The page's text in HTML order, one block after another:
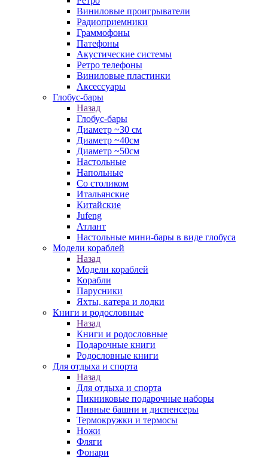
Виниловые проигрыватели
Радиоприемники
Граммофоны
Патефоны
Акустические системы
Ретро телефоны
Виниловые пластинки
Аксессуары
Глобус-бары
Назад
Глобус-бары
Диаметр ~30 см
Диаметр ~40см
Диаметр ~50см
Настольные
Напольные
Со столиком
Итальянские
Китайские
Jufeng
Атлант
Настольные мини-бары в виде глобуса
Модели кораблей
Назад
Модели кораблей
Корабли
Парусники
Яхты, катера и лодки
Книги и родословные
Назад
Книги и родословные
Подарочные книги
Родословные книги
Для отдыха и спорта
Назад
Для отдыха и спорта
Пикниковые подарочные наборы
Пивные башни и диспенсеры
Термокружки и термосы
Ножи
Фляги
Фонари